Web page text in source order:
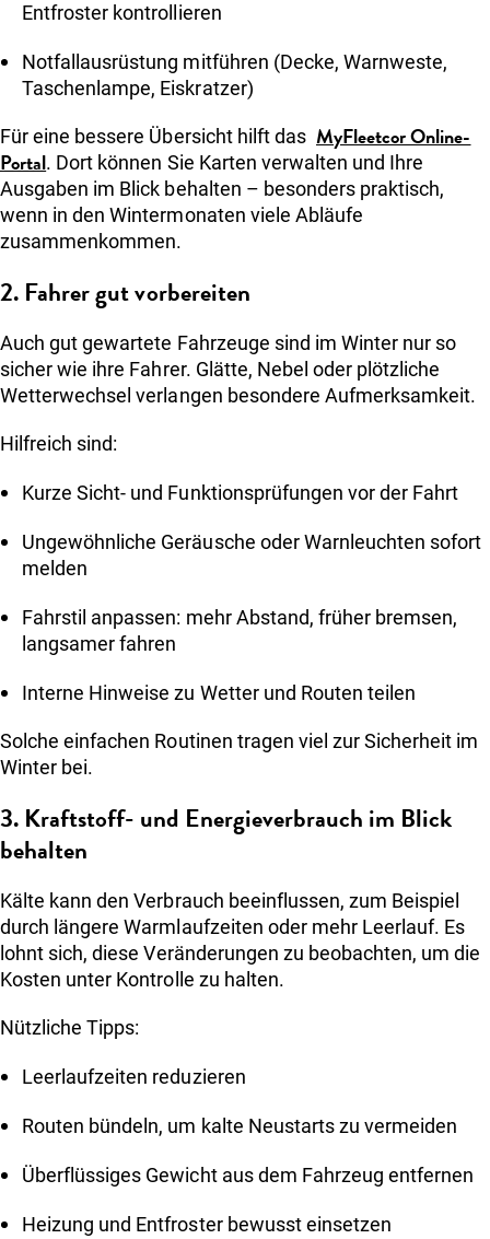
Entfroster kontrollieren
Notfallausrüstung mitführen (Decke, Warnweste,
Taschenlampe, Eiskratzer)
Für eine bessere Übersicht hilft das MyFleetcor Online-
Portal. Dort können Sie Karten verwalten und Ihre
Ausgaben im Blick behalten – besonders praktisch,
wenn in den Wintermonaten viele Abläufe
zusammenkommen.
2. Fahrer gut vorbereiten
Auch gut gewartete Fahrzeuge sind im Winter nur so
sicher wie ihre Fahrer. Glätte, Nebel oder plötzliche
Wetterwechsel verlangen besondere Aufmerksamkeit.
Hilfreich sind:
Kurze Sicht- und Funktionsprüfungen vor der Fahrt
Ungewöhnliche Geräusche oder Warnleuchten sofort
melden
Fahrstil anpassen: mehr Abstand, früher bremsen,
langsamer fahren
Interne Hinweise zu Wetter und Routen teilen
Solche einfachen Routinen tragen viel zur Sicherheit im
Winter bei.
3. Kraftstoff- und Energieverbrauch im Blick
behalten
Kälte kann den Verbrauch beeinflussen, zum Beispiel
durch längere Warmlaufzeiten oder mehr Leerlauf. Es
lohnt sich, diese Veränderungen zu beobachten, um die
Kosten unter Kontrolle zu halten.
Nützliche Tipps:
Leerlaufzeiten reduzieren
Routen bündeln, um kalte Neustarts zu vermeiden
Überflüssiges Gewicht aus dem Fahrzeug entfernen
Heizung und Entfroster bewusst einsetzen